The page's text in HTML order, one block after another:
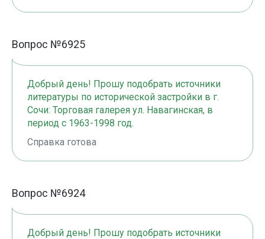
Вопрос №6925
Добрый день! Прошу подобрать источники
литературы по исторической застройки в г.
Сочи: Торговая галерея ул. Навагинская, в
период с 1963-1998 год.
Справка готова
Вопрос №6924
Добрый день! Прошу подобрать источники